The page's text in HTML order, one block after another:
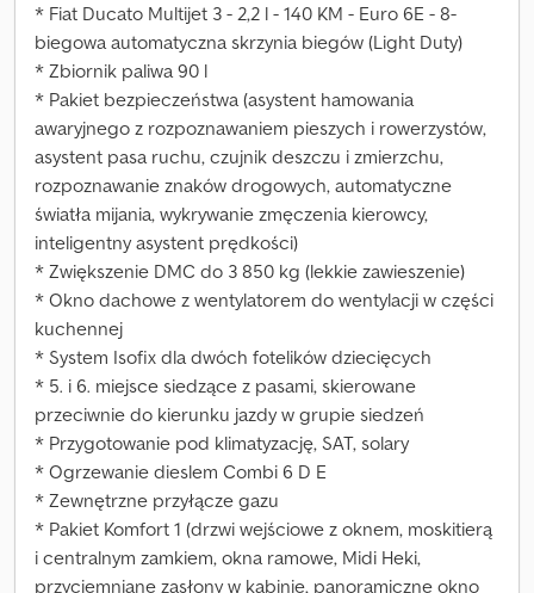
* Fiat Ducato Multijet 3 - 2,2 l - 140 KM - Euro 6E - 8-
biegowa automatyczna skrzynia biegów (Light Duty)
* Zbiornik paliwa 90 l
* Pakiet bezpieczeństwa (asystent hamowania
awaryjnego z rozpoznawaniem pieszych i rowerzystów,
asystent pasa ruchu, czujnik deszczu i zmierzchu,
rozpoznawanie znaków drogowych, automatyczne
światła mijania, wykrywanie zmęczenia kierowcy,
inteligentny asystent prędkości)
* Zwiększenie DMC do 3 850 kg (lekkie zawieszenie)
* Okno dachowe z wentylatorem do wentylacji w części
kuchennej
* System Isofix dla dwóch fotelików dziecięcych
* 5. i 6. miejsce siedzące z pasami, skierowane
przeciwnie do kierunku jazdy w grupie siedzeń
* Przygotowanie pod klimatyzację, SAT, solary
* Ogrzewanie dieslem Combi 6 D E
* Zewnętrzne przyłącze gazu
* Pakiet Komfort 1 (drzwi wejściowe z oknem, moskitierą
i centralnym zamkiem, okna ramowe, Midi Heki,
przyciemniane zasłony w kabinie, panoramiczne okno